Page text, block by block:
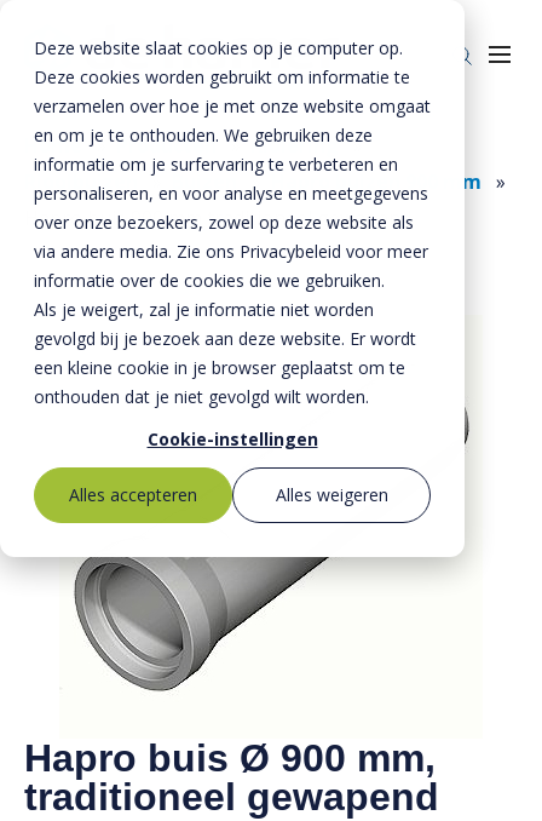
Deze website slaat cookies op je computer op.
Deze cookies worden gebruikt om informatie te
verzamelen over hoe je met onze website omgaat
en om je te onthouden. We gebruiken deze
informatie om je surfervaring te verbeteren en
personaliseren, en voor analyse en meetgegevens
over onze bezoekers, zowel op deze website als
via andere media. Zie ons Privacybeleid voor meer
informatie over de cookies die we gebruiken.
Als je weigert, zal je informatie niet worden
gevolgd bij je bezoek aan deze website. Er wordt
een kleine cookie in je browser geplaatst om te
onthouden dat je niet gevolgd wilt worden.
Cookie-instellingen
Alles accepteren
Alles weigeren
Bestekservice
Downloads
Werken bij
Producten
Riolering
Bestrating
Oplossingen
BTE Groep
Onze verhalen
Over ons
MVO
Kernwaarden
Mission statement
Toeslagen
HVO toeslag
Home »Producten » Riolering »
Rioolbuizen
» » Hapro buizen 900 mm »
Hapro buis 900 mm traditioneel gewapend
Hapro buis Ø 900 mm,
traditioneel gewapend